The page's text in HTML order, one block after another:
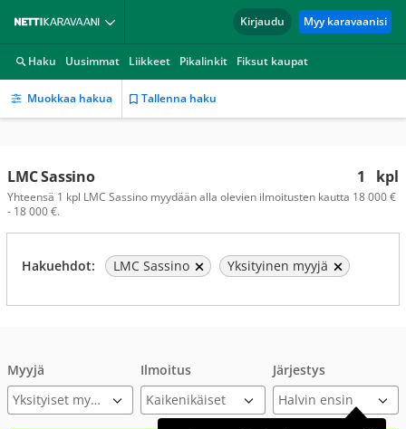
Kirjaudu Myy karavaanisi
Haku Uusimmat Liikkeet Pikalinkit Fiksut kaupat
Muokkaa hakua Tallenna haku
1 kpl
LMC Sassino
Yhteensä 1 kpl LMC Sassino myydään alla olevien ilmoitusten kautta 18 000 €
- 18 000 €.
Hakuehdot: LMC Sassino Yksityinen myyjä
Myyjä
Yksityiset myyjät
Ilmoitus Järjestys